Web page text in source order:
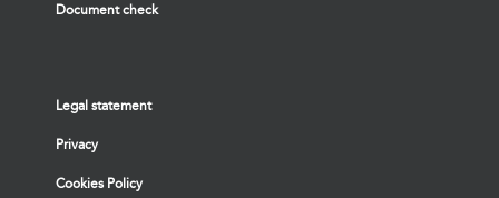
Document check
Legal statement
Privacy
Cookies Policy